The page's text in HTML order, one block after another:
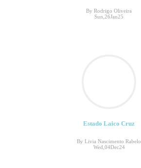
By Rodrigo Oliveira
Sun,26Jan25
Estado Laico Cruz
By Livia Nascimento Rabelo
Wed,04Dec24